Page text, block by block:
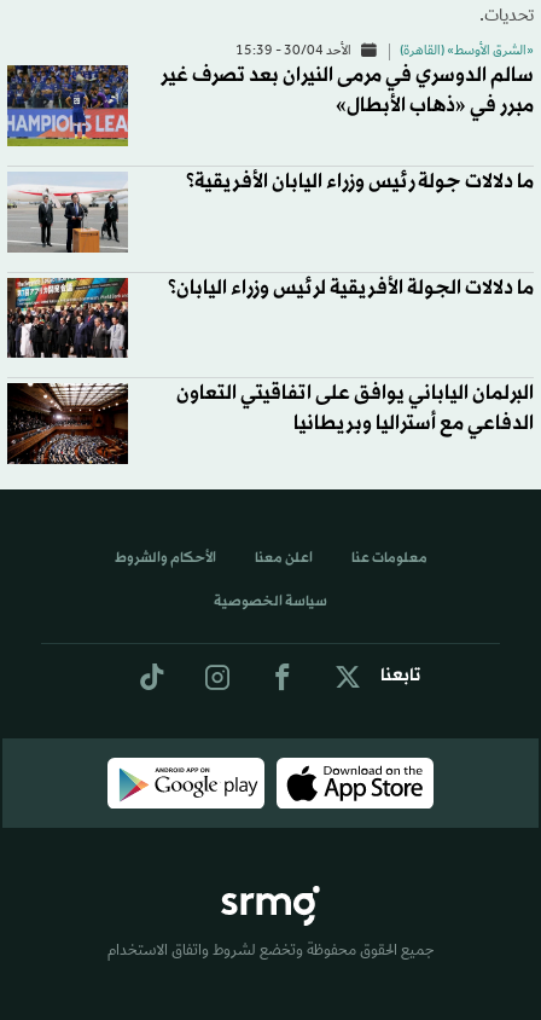
تحديات.
«الشرق الأوسط» (القاهرة) الأحد 30/04 - 15:39
سالم الدوسري في مرمى النيران بعد تصرف غير
مبرر في «ذهاب الأبطال»
ما دلالات جولة رئيس وزراء اليابان الأفريقية؟
ما دلالات الجولة الأفريقية لرئيس وزراء اليابان؟
البرلمان الياباني يوافق على اتفاقيتي التعاون
الدفاعي مع أستراليا وبريطانيا
تابعنا
معلومات عنا اعلن معنا الأحكام والشروط
سياسة الخصوصية
جميع الحقوق محفوظة وتخضع لشروط واتفاق الاستخدام